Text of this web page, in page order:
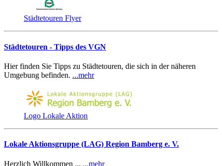
Städtetouren Flyer
Städtetouren - Tipps des VGN
Hier finden Sie Tipps zu Städtetouren, die sich in der näheren
Umgebung befinden. ...mehr
Logo Lokale Aktion
Lokale Aktionsgruppe (LAG) Region Bamberg e. V.
Herzlich Willkommen ... ...mehr